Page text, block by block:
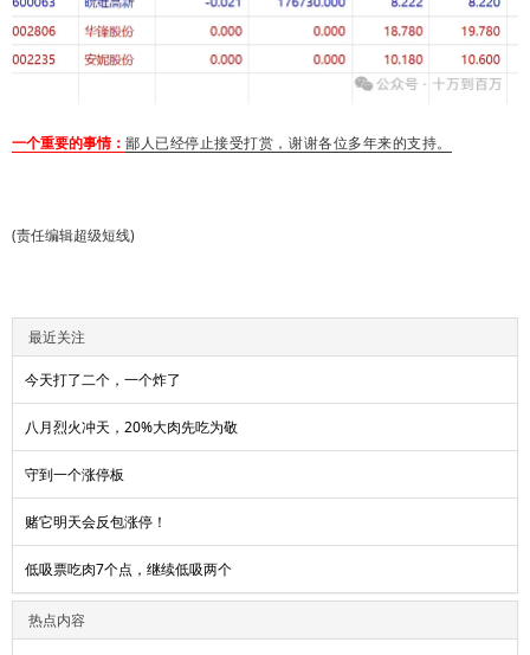
一个重要的事情： 鄙人已经停止接受打赏，谢谢各位多年来的支持。
(责任编辑超级短线)
最近关注
今天打了二个，一个炸了
八月烈火冲天，20%大肉先吃为敬
守到一个涨停板
赌它明天会反包涨停！
低吸票吃肉7个点，继续低吸两个
热点内容